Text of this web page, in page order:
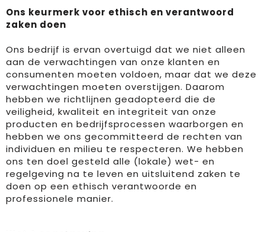
Ons keurmerk voor ethisch en verantwoord
zaken doen
Ons bedrijf is ervan overtuigd dat we niet alleen
aan de verwachtingen van onze klanten en
consumenten moeten voldoen, maar dat we deze
verwachtingen moeten overstijgen. Daarom
hebben we richtlijnen geadopteerd die de
veiligheid, kwaliteit en integriteit van onze
producten en bedrijfsprocessen waarborgen en
hebben we ons gecommitteerd de rechten van
individuen en milieu te respecteren. We hebben
ons ten doel gesteld alle (lokale) wet- en
regelgeving na te leven en uitsluitend zaken te
doen op een ethisch verantwoorde en
professionele manier.